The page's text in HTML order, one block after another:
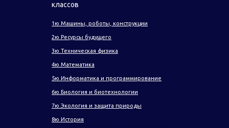
7ю.Экология и защита природы
8ю.История
6ю.Биология и биотехнологии
4ю.Математика
5ю.Информатика и программирование
3ю.Техническая физика
2ю.Ресурсы будущего
1ю.Машины, роботы, конструкции
классов